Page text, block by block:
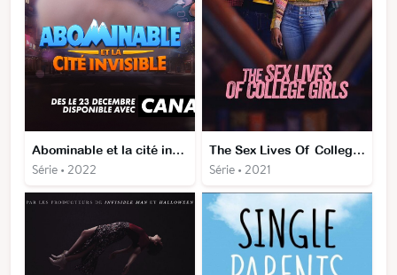
Abominable et la cité invisible
Série • 2022
The Sex Lives Of College Girls
Série • 2021